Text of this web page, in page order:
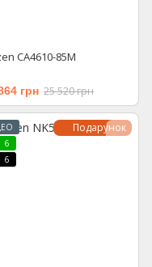
CA4610-85M
грн 25 520 грн
Подарунок
6
6